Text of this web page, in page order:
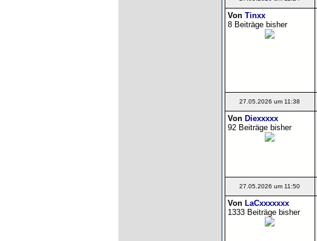
Von Tinxx
8 Beiträge bisher
27.05.2026 um 11:38
Von Diexxxxx
92 Beiträge bisher
27.05.2026 um 11:50
Von LaCxxxxxxx
1333 Beiträge bisher